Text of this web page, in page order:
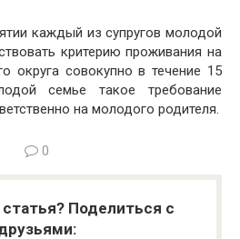
каждый из супругов молодой
критерию проживания на
округа совокупно в течение 15
семье такое требование
на молодого родителя.
0
Поделиться с